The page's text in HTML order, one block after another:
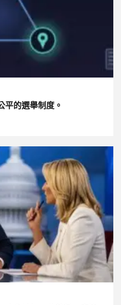
平的選舉制度。